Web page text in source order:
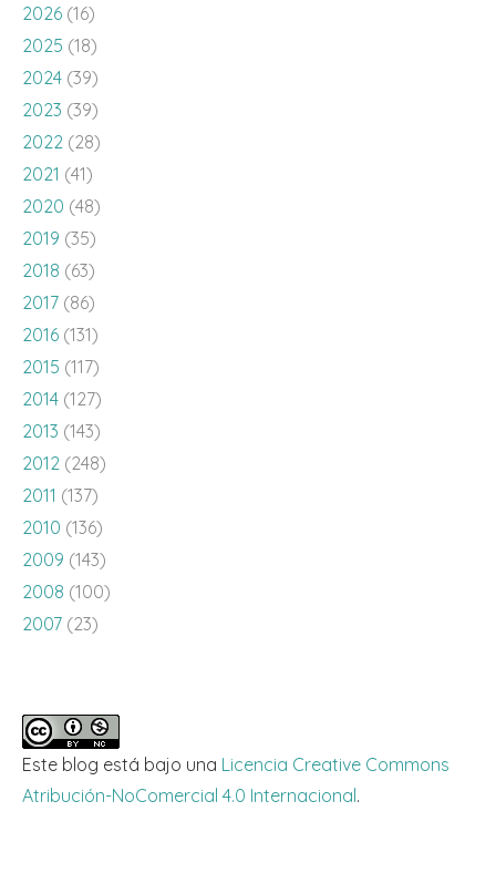
2026 (16)
2025 (18)
2024 (39)
2023 (39)
2022 (28)
2021 (41)
2020 (48)
2019 (35)
2018 (63)
2017 (86)
2016 (131)
2015 (117)
2014 (127)
2013 (143)
2012 (248)
2011 (137)
2010 (136)
2009 (143)
2008 (100)
2007 (23)
Este blog está bajo una Licencia Creative Commons
Atribución-NoComercial 4.0 Internacional.